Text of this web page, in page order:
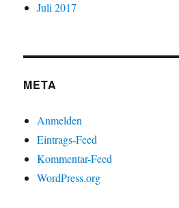
Juli 2017
META
Anmelden
Eintrags-Feed
Kommentar-Feed
WordPress.org